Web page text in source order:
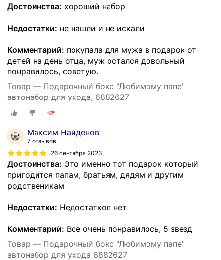
Достоинства: хороший набор
Недостатки: не нашли и не искали
Комментарий: покупала для мужа в подарок от
детей на день отца, муж остался довольный
понравилось, советую.
Товар — Подарочный бокс "Любимому папе"
автонабор для ухода, 6882627
Максим Найденов
7 отзывов
26 сентября 2023
Достоинства: Это именно тот подарок который
пригодится папам, братьям, дядям и другим
родственикам
Недостатки: Недостатков нет
Комментарий: Все очень понравилось, 5 звезд
Товар — Подарочный бокс "Любимому папе"
автонабор для ухода 6882627